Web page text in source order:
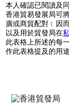
本人確認已閱讀及
香港貿易發展局可
廣或商貿配對﹝因
以及用於貿發局在
此表格上所述的每
作此表格提及的用途